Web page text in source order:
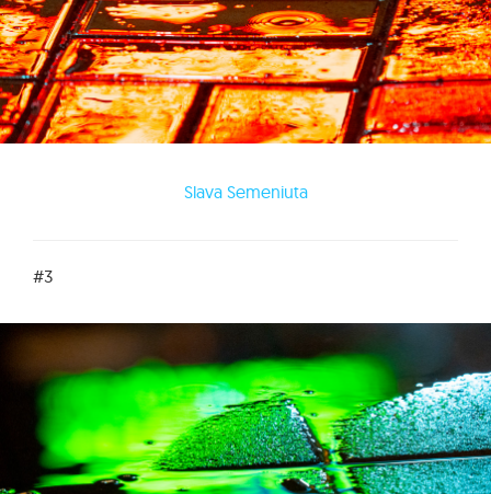
Slava Semeniuta
#3